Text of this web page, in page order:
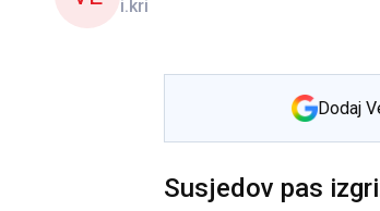
i.kri
Dodaj
Susjedov pas